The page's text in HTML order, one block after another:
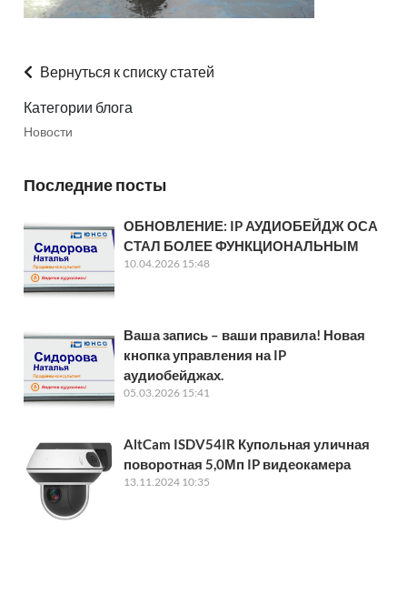
Вернуться к списку статей
Категории блога
Новости
Последние посты
ОБНОВЛЕНИЕ: IP АУДИОБЕЙДЖ ОСА
СТАЛ БОЛЕЕ ФУНКЦИОНАЛЬНЫМ
10.04.2026 15:48
Ваша запись – ваши правила! Новая
кнопка управления на IP
аудиобейджах.
05.03.2026 15:41
AltCam ISDV54IR Купольная уличная
поворотная 5,0Мп IP видеокамера
13.11.2024 10:35